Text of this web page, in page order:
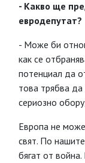
- Какво ще
евродепутат?
- Може би
как се
потенциал да
това трябва
сериозно
Европа не
свят. По
бягат от